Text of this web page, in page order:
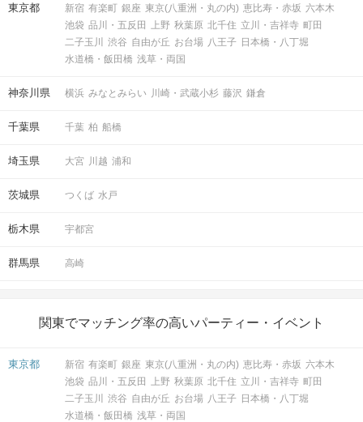
東京都 新宿 有楽町 銀座 東京(八重洲・丸の内) 恵比寿・赤坂 六本木
池袋 品川・五反田 上野 秋葉原 北千住 立川・吉祥寺 町田
二子玉川
渋谷 自由が丘 お台場 八王子 日本橋・八丁堀
水道橋・飯田橋 浅草・両国
神奈川県 横浜 みなとみらい 川崎・武蔵小杉 藤沢 鎌倉
千葉県 千葉 柏 船橋
埼玉県 大宮 川越 浦和
茨城県 つくば 水戸
栃木県 宇都宮
群馬県 高崎
関東でマッチング率の高いパーティー・イベント
東京都 新宿 有楽町 銀座 東京(八重洲・丸の内) 恵比寿・赤坂 六本木
池袋 品川・五反田 上野 秋葉原 北千住 立川・吉祥寺 町田
二子玉川
渋谷 自由が丘 お台場 八王子 日本橋・八丁堀
水道橋・飯田橋 浅草・両国